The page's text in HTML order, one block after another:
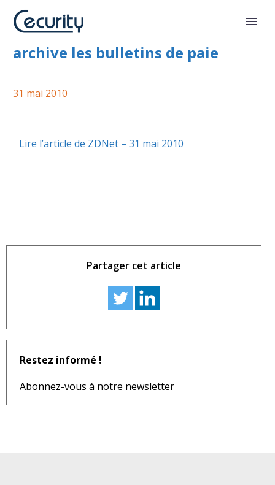
EasyVault dématérialise et
archive les bulletins de paie
31 mai 2010
Lire l’article de ZDNet – 31 mai 2010
Partager cet article
Restez informé !
Abonnez-vous à notre newsletter